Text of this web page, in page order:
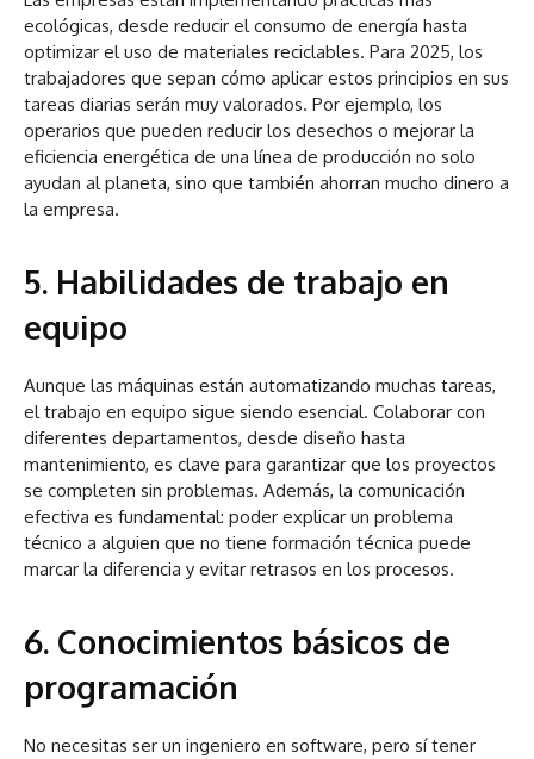
ecológicas, desde reducir el consumo de energía hasta
optimizar el uso de materiales reciclables. Para 2025, los
trabajadores que sepan cómo aplicar estos principios en sus
tareas diarias serán muy valorados. Por ejemplo, los
operarios que pueden reducir los desechos o mejorar la
eficiencia energética de una línea de producción no solo
ayudan al planeta, sino que también ahorran mucho dinero a
la empresa.
5. Habilidades de trabajo en
equipo
Aunque las máquinas están automatizando muchas tareas,
el trabajo en equipo sigue siendo esencial. Colaborar con
diferentes departamentos, desde diseño hasta
mantenimiento, es clave para garantizar que los proyectos
se completen sin problemas. Además, la comunicación
efectiva es fundamental: poder explicar un problema
técnico a alguien que no tiene formación técnica puede
marcar la diferencia y evitar retrasos en los procesos.
6. Conocimientos básicos de
programación
No necesitas ser un ingeniero en software, pero sí tener